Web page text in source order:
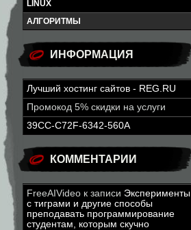
LINUX
АЛГОРИТМЫ
ИНФОРМАЦИЯ
Лучший хостинг сайтов - REG.RU
Промокод 5% скидки на услуги
39CC-C72F-6342-560A
КОММЕНТАРИИ
FreeAIVideo к записи Эксперименты
с тиграми и другие способы
преподавать программирование
студентам, которым скучно